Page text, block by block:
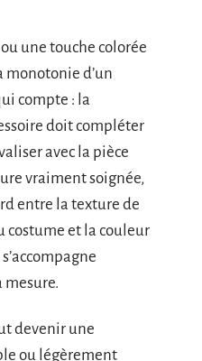
ou une touche colorée
monotonie d’un
compte : la
doit compléter
avec la pièce
vraiment soignée,
entre la texture de
costume et la couleur
mesure.
devenir une
ou légèrement